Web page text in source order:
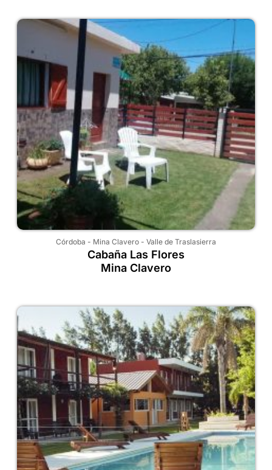
Córdoba - Mina Clavero - Valle de Traslasierra
Cabaña Las Flores
Mina Clavero